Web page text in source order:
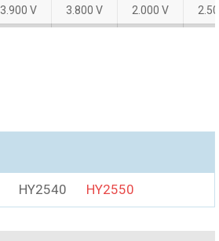
3.900 V 3.800 V 2.000 V
HY2540 HY2550